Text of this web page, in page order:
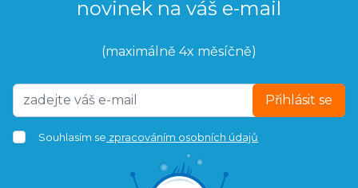
novinek na váš e-mail
(maximálně 4x měsíčně)
Přihlásit se
Souhlasím se zpracováním osobních údajů